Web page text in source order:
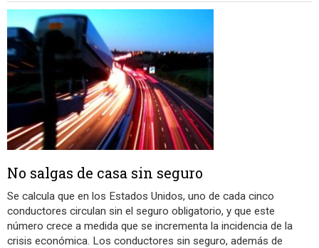
No salgas de casa sin seguro
Se calcula que en los Estados Unidos, uno de cada cinco
conductores circulan sin el seguro obligatorio, y que este
número crece a medida que se incrementa la incidencia de la
crisis económica. Los conductores sin seguro, además de